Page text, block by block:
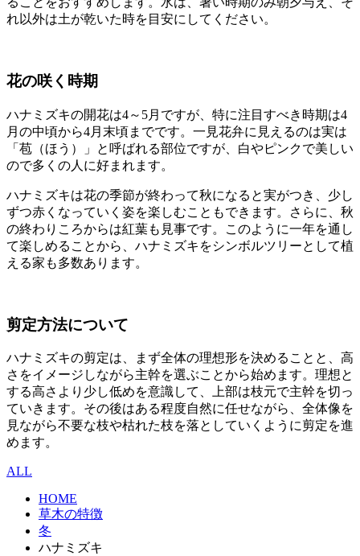
れ以外は土が乾いた時を目安にしてください。
花の咲く 時期
ハナミズキの開花は4～5月ですが、特に注目すべき時期は4
月の中頃から4月末頃までです。一見花弁に見えるのは実は
「苞（ほう）」と呼ばれる部位ですが、白やピンクで美しい
ので多くの人に好まれます。
ハナミズキは花の季節が終わって秋になると実がつき、少し
ずつ赤くなっていく姿を楽しむこともできます。さらに、秋
の終わりころからは紅葉も見事です。このように一年を通し
て楽しめることから、ハナミズキをシンボルツリーとして植
える家も多数あります。
剪定方法について
ハナミズキの剪定は、まず全体の理想形を決めることと、高
さをイメージしながら主幹を選ぶことから始めます。理想と
する高さより少し低めを意識して、上部は枝元で主幹を切っ
ていきます。その後はある程度自然に任せながら、全体像を
見ながら不要な枝や枯れた枝を落としていくように剪定を進
めます。
ALL
HOME
草木の特徴
冬
ハナミズキ